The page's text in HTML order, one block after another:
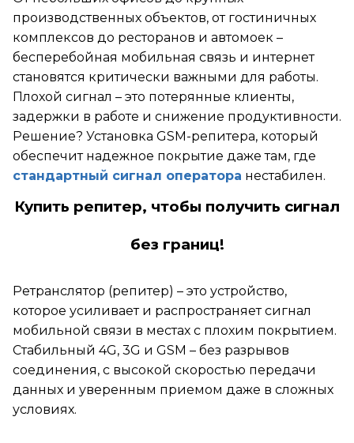
производственных объектов, от гостиничных
комплексов до ресторанов и автомоек –
бесперебойная мобильная связь и интернет
становятся критически важными для работы.
Плохой сигнал – это потерянные клиенты,
задержки в работе и снижение продуктивности.
Решение? Установка GSM-репитера, который
обеспечит надежное покрытие даже там, где
стандартный сигнал оператора нестабилен.
Купить репитер, чтобы получить сигнал
без границ!
Ретранслятор (репитер) – это устройство,
которое усиливает и распространяет сигнал
мобильной связи в местах с плохим покрытием.
Стабильный 4G, 3G и GSM – без разрывов
соединения, с высокой скоростью передачи
данных и уверенным приемом даже в сложных
условиях.